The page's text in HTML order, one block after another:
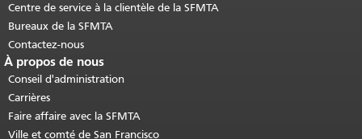
Centre de service à la clientèle de la SFMTA
Bureaux de la SFMTA
Contactez-nous
À propos de nous
Conseil d'administration
Carrières
Faire affaire avec la SFMTA
Ville et comté de San Francisco